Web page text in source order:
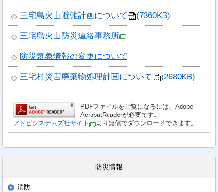
三宅島火山避難計画について (7360KB)
三宅島火山防災連絡事務所
防災気象情報の変更について
三宅村災害廃棄物処理計画について (2680KB)
PDFファイルをご覧になるには、Adobe
AcrobatReaderが必要です。
アドビシステムズ社サイト
より無償でダウンロードできます。
防災情報
消防